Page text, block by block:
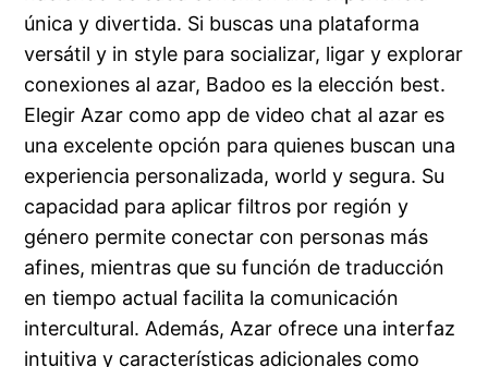
única y divertida. Si buscas una plataforma
versátil y in style para socializar, ligar y explorar
conexiones al azar, Badoo es la elección best.
Elegir Azar como app de video chat al azar es
una excelente opción para quienes buscan una
experiencia personalizada, world y segura. Su
capacidad para aplicar filtros por región y
género permite conectar con personas más
afines, mientras que su función de traducción
en tiempo actual facilita la comunicación
intercultural. Además, Azar ofrece una interfaz
intuitiva y características adicionales como